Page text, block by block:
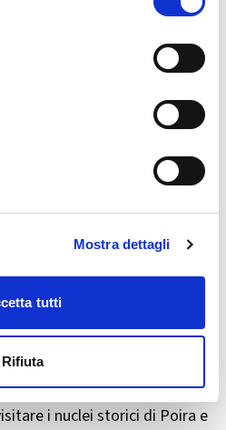
Mostra dettagli
tutti
Rifiuta
sul versante orobico,
i nuclei storici di Poira e